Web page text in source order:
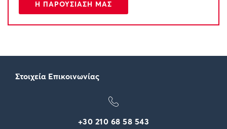
Στοιχεία Επικοινωνίας
+30 210 68 58 543